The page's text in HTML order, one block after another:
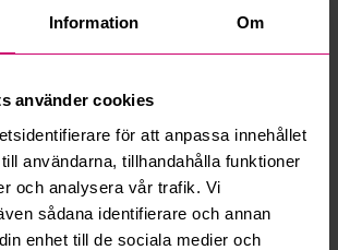
Information Om
använder cookies
för att anpassa innehållet
användarna, tillhandahålla funktioner
och analysera vår trafik. Vi
sådana identifierare och annan
enhet till de sociala medier och
bud?
vunna objekt?
Läs fler frågor och svar